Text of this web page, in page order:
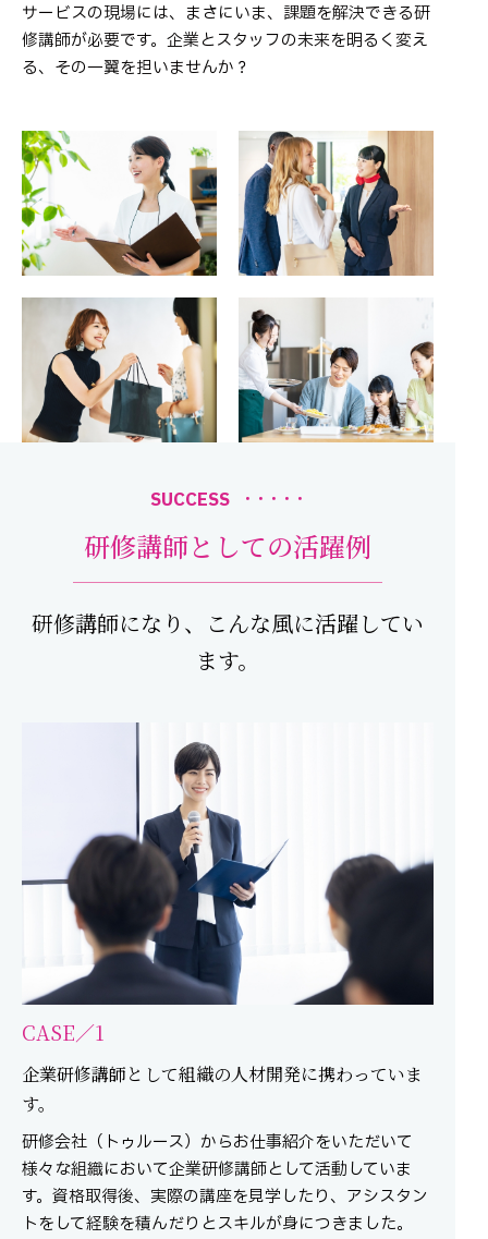
サービスの現場には、まさにいま、課題を解決できる研
修講師が必要です。企業とスタッフの未来を明るく変え
る、その一翼を担いませんか？
SUCCESS ・・・・・
研修講師としての活躍例
研修講師になり、こんな風に活躍してい
ます。
CASE／1
企業研修講師として組織の人材開発に携わっていま
す。
研修会社（トゥルース）からお仕事紹介をいただいて
様々な組織において企業研修講師として活動していま
す。資格取得後、実際の講座を見学したり、アシスタン
トをして経験を積んだりとスキルが身につきました。